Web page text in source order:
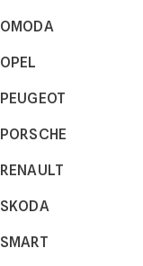
OMODA
OPEL
PEUGEOT
PORSCHE
RENAULT
SKODA
SMART